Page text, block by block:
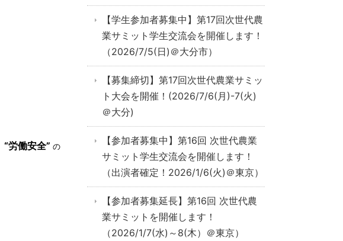
“労働安全” の
【学生参加者募集中】第17回次世代農
業サミット学生交流会を開催します！
（2026/7/5(日)＠大分市）
【募集締切】第17回次世代農業サミッ
ト大会を開催！(2026/7/6(月)-7(火)
＠大分)
【参加者募集中】第16回 次世代農業
サミット学生交流会を開催します！
（出演者確定！2026/1/6(火)＠東京）
【参加者募集延長】第16回 次世代農
業サミットを開催します！
（2026/1/7(水)～8(木）＠東京）